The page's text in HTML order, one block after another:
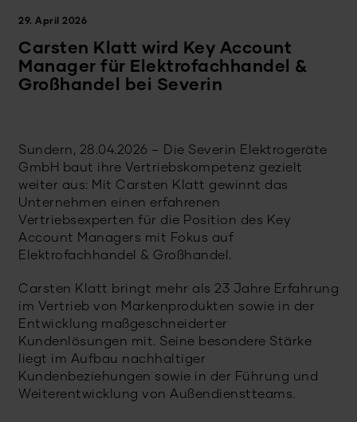
29. April 2026
Carsten Klatt wird Key Account
Manager für Elektrofachhandel &
Großhandel bei Severin
Sundern, 28.04.2026 – Die Severin Elektrogeräte
GmbH baut ihre Vertriebskompetenz gezielt
weiter aus: Mit Carsten Klatt gewinnt das
Unternehmen einen erfahrenen
Vertriebsexperten für die Position des Key
Account Managers mit Fokus auf
Elektrofachhandel & Großhandel.
Carsten Klatt bringt mehr als 23 Jahre Erfahrung
im Vertrieb von Markenprodukten sowie in der
Entwicklung maßgeschneiderter
Kundenlösungen mit. Seine besondere Stärke
liegt im Aufbau nachhaltiger
Kundenbeziehungen sowie in der Führung und
Weiterentwicklung von Außendienstteams.